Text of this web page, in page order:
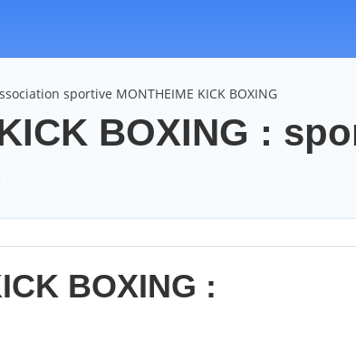
sportive MONTHEIME KICK BOXING
BOXING :
BOXING :